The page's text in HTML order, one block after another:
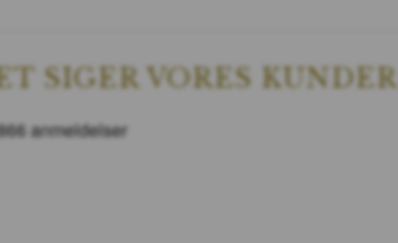
SIGER VORES KUNDER